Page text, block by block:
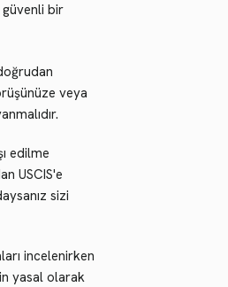
güvenli bir
veya
edilme
USCIS'e
sizi
incelenirken
yasal olarak